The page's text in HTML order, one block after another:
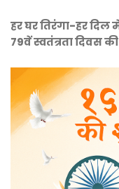
हर घर तिरंगा-हर दिल
79वें स्वतंत्रता दिवस